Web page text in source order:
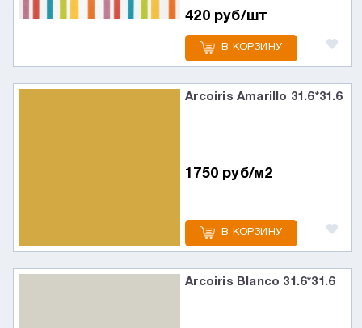
420 руб/шт
В КОРЗИНУ
Arcoiris Amarillo 31.6*31.6
1750 руб/м2
В КОРЗИНУ
Arcoiris Blanco 31.6*31.6